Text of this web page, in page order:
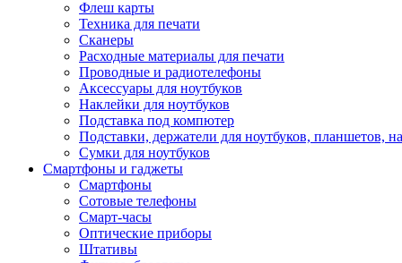
Флеш карты
Техника для печати
Сканеры
Расходные материалы для печати
Проводные и радиотелефоны
Аксессуары для ноутбуков
Наклейки для ноутбуков
Подставка под компютер
Подставки, держатели для ноутбуков, планшетов,
Сумки для ноутбуков
Смартфоны и гаджеты
Смартфоны
Сотовые телефоны
Смарт-часы
Оптические приборы
Штативы